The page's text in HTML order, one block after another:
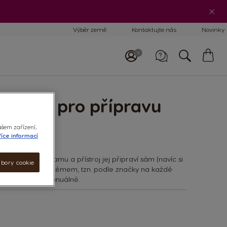
Výběr země Kontaktujte nás Novinky
8:00–17:00
vody pro přípravu
ze seznamu a přístroj jej připraví sám (navíc si
Flow-stop systémem, tzn. podle značky na každé
obsluhují manuálně.
zařízení,
informací
cookie